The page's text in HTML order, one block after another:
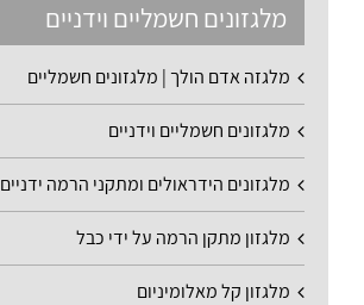
מלגזונים חשמליים וידניים
מלגזה אדם הולך | מלגזונים חשמליים
מלגזונים חשמליים וידניים
מלגזונים הידראולים ומתקני הרמה ידניים
מלגזון מתקן הרמה על ידי כבל
מלגזון קל מאלומיניום